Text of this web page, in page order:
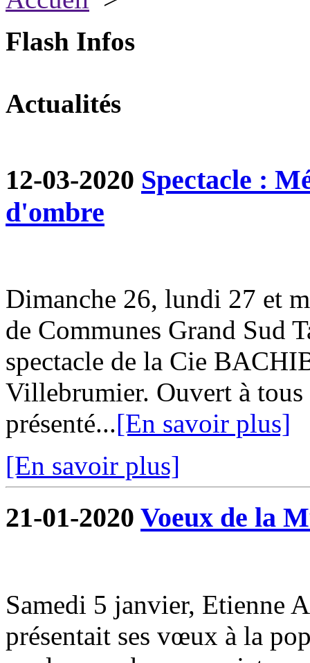
Flash Infos
Actualités
12-03-2020 Spectacle :
d'ombre
Dimanche 26, lundi 27 et
de Communes Grand Sud
spectacle de la Cie
Villebrumier. Ouvert à tous
présenté...[En savoir plus]
[En savoir plus]
21-01-2020 Voeux de la
Samedi 5 janvier, Etienne
présentait ses vœux à la